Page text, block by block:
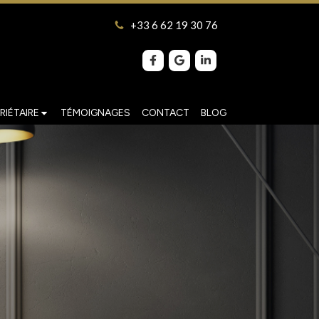
+33 6 62 19 30 76
TÉMOIGNAGES CONTACT BLOG